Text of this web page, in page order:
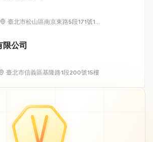
臺北市松山區南京東路5段171號14
公司
臺北市信義區基隆路1段200號15樓